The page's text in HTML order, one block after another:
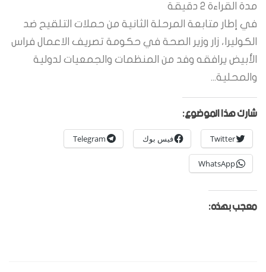
مدة القراءة 2 دقيقة
في إطار متابعة المرحلة الثانية من حملات التلقيح ضد
الكوليرا، زار وزير الصحة في حكومة تصريف الاعمال فراس
الأبيض يرافقه وفد من المنظمات والجمعيات لدولية
والمحلية...
شارك هذا الموضوع:
Twitter فيس بوك Telegram
WhatsApp
معجب بهذه: